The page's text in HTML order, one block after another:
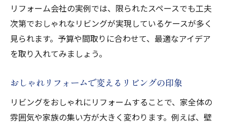
リフォーム会社の実例では、限られたスペースでも工夫
次第でおしゃれなリビングが実現しているケースが多く
見られます。予算や間取りに合わせて、最適なアイデア
を取り入れてみましょう。
おしゃれリフォームで変えるリビングの印象
リビングをおしゃれにリフォームすることで、家全体の
雰囲気や家族の集い方が大きく変わります。例えば、壁